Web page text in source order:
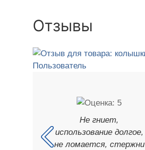
Отзывы
Не гниет,
использование долгое,
не ломается, стержни